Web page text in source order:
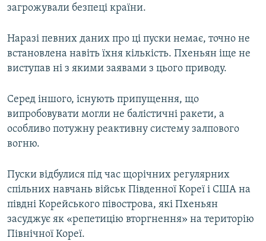
загрожували безпеці країни.
Наразі певних даних про ці пуски немає, точно не
встановлена навіть їхня кількість. Пхеньян іще не
виступав ні з якими заявами з цього приводу.
Серед іншого, існують припущення, що
випробовувати могли не балістичні ракети, а
особливо потужну реактивну систему залпового
вогню.
Пуски відбулися під час щорічних регулярних
спільних навчань військ Південної Кореї і США на
півдні Корейського півострова, які Пхеньян
засуджує як «репетицію вторгнення» на територію
Північної Кореї.